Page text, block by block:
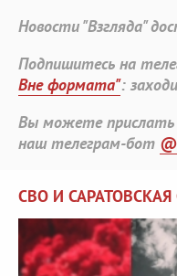
Новости "Взгляда"
Подпишитесь на
Вне формата":
Вы можете прислать
наш телеграм-бот
СВО И САРАТОВСКАЯ